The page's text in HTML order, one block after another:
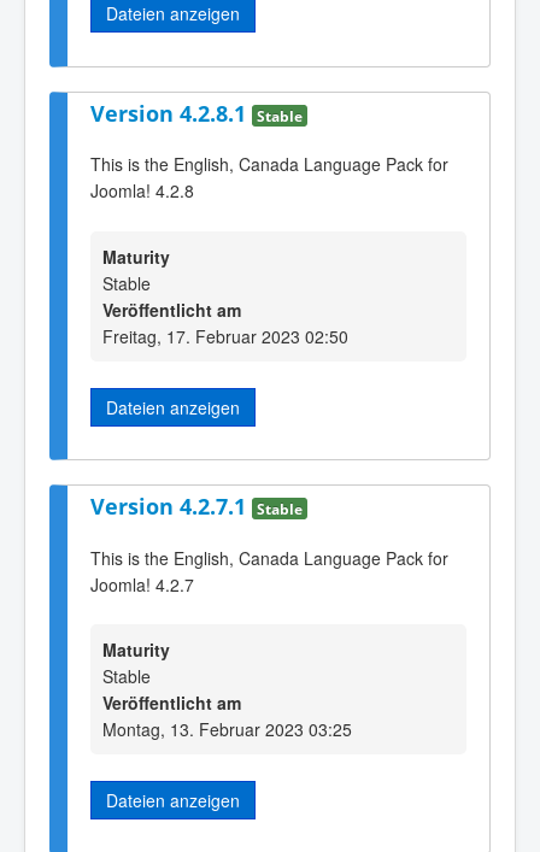
Dateien anzeigen
Version 4.2.8.1 Stable
This is the English, Canada Language Pack for
Joomla! 4.2.8
Maturity
Stable
Veröffentlicht am
Freitag, 17. Februar 2023 02:50
Dateien anzeigen
Version 4.2.7.1 Stable
This is the English, Canada Language Pack for
Joomla! 4.2.7
Maturity
Stable
Veröffentlicht am
Montag, 13. Februar 2023 03:25
Dateien anzeigen